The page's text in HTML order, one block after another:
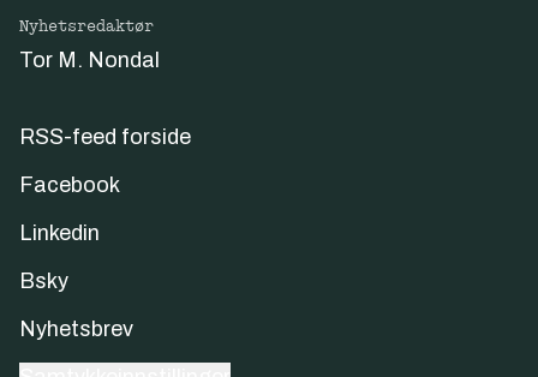
Nyhetsredaktør
Tor M. Nondal
RSS-feed forside
Facebook
Linkedin
Bsky
Nyhetsbrev